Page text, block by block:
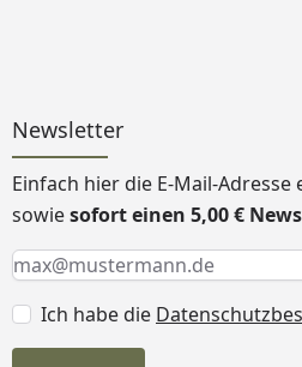
Newsletter
Einfach hier die E-Mail-
sowiesofort einen 5,00 €
Keine Eingabe erforderlich
Eingabe erforderlich
E-Mail *
Ich habe die